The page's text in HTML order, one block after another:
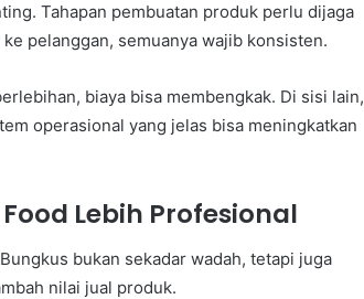
Tahapan pembuatan produk perlu dijaga
pelanggan, semuanya wajib konsisten.
biaya bisa membengkak. Di sisi lain,
operasional yang jelas bisa meningkatkan
Lebih Profesional
bukan sekadar wadah, tetapi juga
nilai jual produk.